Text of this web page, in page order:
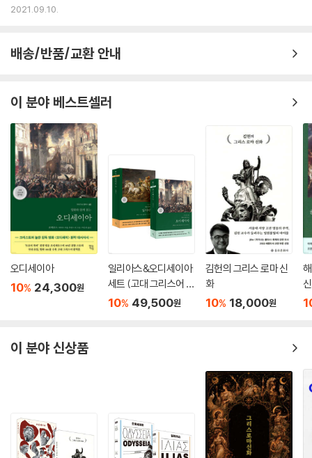
서 온 시조
2021.09.10.
배송/반품/교환 안내
이 분야 베스트셀러
오디세이아
10% 24,300원
일리아스&오디세이아
세트 (고대 그리스어 완
역본)
10% 49,500원
김헌의 그리스 로마 신
화
10% 18,000원
이 분야 신상품